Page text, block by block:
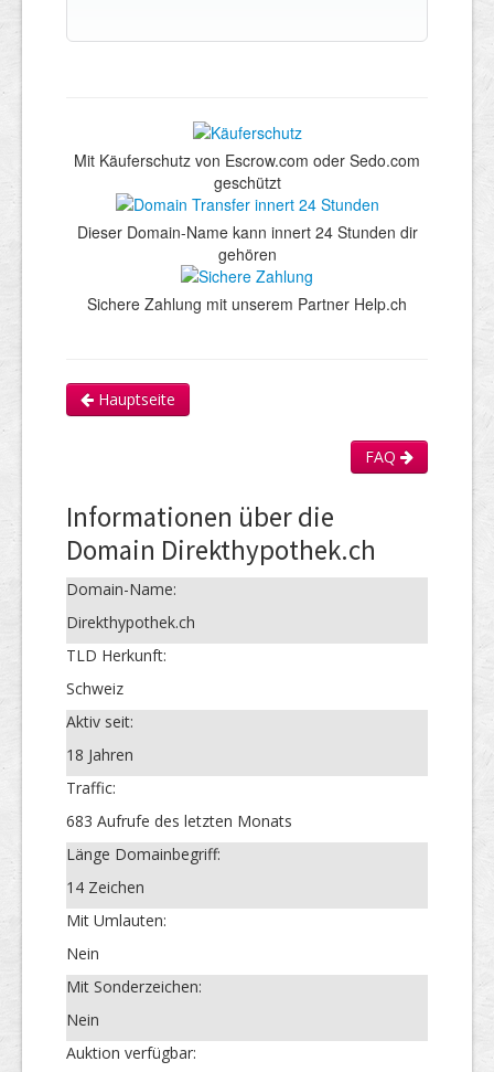
Mit Käuferschutz von Escrow.com oder Sedo.com
geschützt
Dieser Domain-Name kann innert 24 Stunden dir
gehören
Sichere Zahlung mit unserem Partner Help.ch
Hauptseite
FAQ
Informationen über die
Domain Direkthypothek.ch
Domain-Name:
Direkthypothek.ch
TLD Herkunft:
Schweiz
Aktiv seit:
18 Jahren
Traffic:
683 Aufrufe des letzten Monats
Länge Domainbegriff:
14 Zeichen
Mit Umlauten:
Nein
Mit Sonderzeichen:
Nein
Auktion verfügbar: